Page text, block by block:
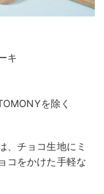
キ
を除く
、チョコ生地にミ
コをかけた手軽な